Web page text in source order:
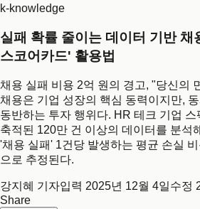
k-knowledge
실패 확률 줄이는 데이터 기반 채
스코어카드' 활용법
채용 실패 비용 2억 원의 경고, "당신의
채용은 기업 성장의 핵심 동력이지만,
동반하는 투자 행위다. HR 테크 기업
축적된 120만 건 이상의 데이터를 분석
'채용 실패' 1건당 발생하는 평균 손실
으로 추정된다.
강지혜 기자입력 2025년 12월 4일수정
Share